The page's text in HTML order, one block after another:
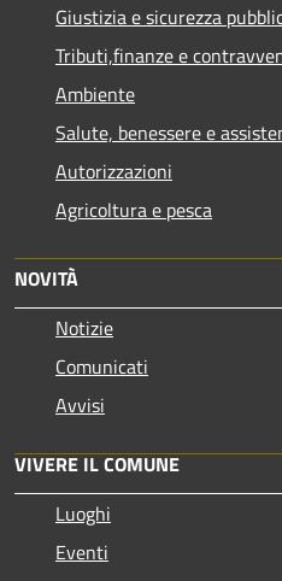
Giustizia e sicurezza
Tributi,finanze e
Ambiente
Salute, benessere e
Autorizzazioni
Agricoltura e pesca
NOVITÀ
Notizie
Comunicati
Avvisi
VIVERE IL COMUNE
Luoghi
Eventi